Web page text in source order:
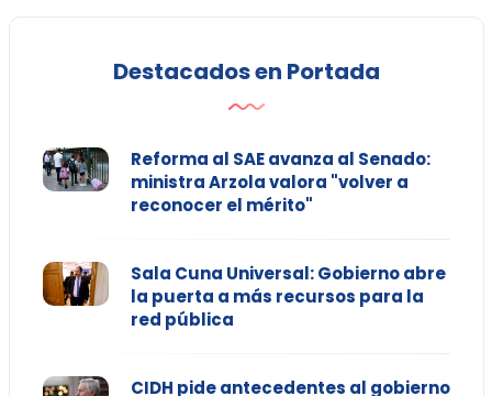
Destacados en Portada
Reforma al SAE avanza al Senado:
ministra Arzola valora "volver a
reconocer el mérito"
Sala Cuna Universal: Gobierno abre
la puerta a más recursos para la
red pública
CIDH pide antecedentes al gobierno